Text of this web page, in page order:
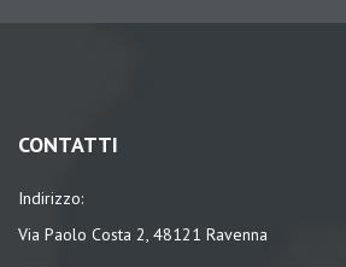
CONTATTI
Indirizzo:
Via Paolo Costa 2, 48121 Ravenna